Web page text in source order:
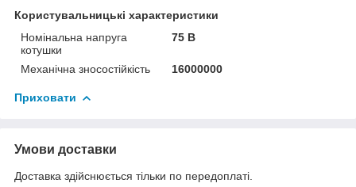
Користувальницькі характеристики
Номінальна напруга
котушки
75 В
Механічна зносостійкість 16000000
Приховати
Умови доставки
Доставка здійснюється тільки по передоплаті.